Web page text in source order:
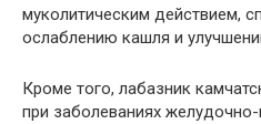
муколитическим действием,
ослаблению кашля и
Кроме того, лабазник
при заболеваниях